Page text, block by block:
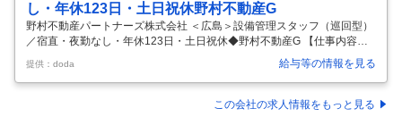
し・年休123日・土日祝休野村不動産G
野村不動産パートナーズ株式会社 ＜広島＞設備管理スタッフ（巡回型）
／宿直・夜勤なし・年休123日・土日祝休◆野村不動産G 【仕事内容】
＜広島＞設備管理スタッフ（巡回型）／宿直・夜勤なし・年休123日・
土日祝休◆野村不動産G 【具体的な仕事内容】 【巡回型／夜勤や宿直な
し・土日祝休み・年休123日／充実の福利厚生／東証プライム市場上場
野村不動産グループ】 ■職務概要： 野村不動産グループ内外の設備管理
提供：doda 給与等の情報を見る
この会社の求人情報をもっと見る